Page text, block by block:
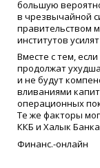
большую
в чрезвычайной
правительством
институтов
Вместе с тем,
продолжат
и не будут
вливаниями
операционных
Те же факторы
ККБ и Халык
Финанс.-онлайн